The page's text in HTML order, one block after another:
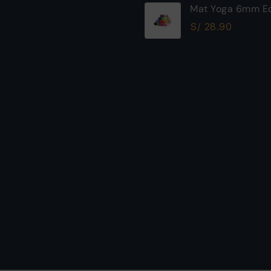
Mat Yoga 6mm
Excelente Calidad
S/ 28.90